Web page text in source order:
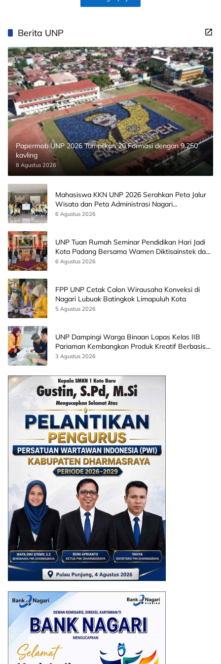
Berita UNP
Papermob UNP 2026 Tampilkan 20 Formasi dengan 9.250
kavling
8 Agustus 2026
Mahasiswa KKN UNP 2026 Serahkan Peta Jalur
Wisata dan Peta Administrasi Nagari
Paninggahan
6 Agustus 2026
UNP Tuan Rumah Seminar Pendidikan Hari Jadi
Kota Padang Bersama Wamen Diktisainstek dan
CEO EMGS Malaysia
6 Agustus 2026
FPP UNP Cetak Calon Wirausaha Konveksi di
Nagari Lubuak Batingkok Limapuluh Kota
5 Agustus 2026
UNP Dampingi Warga Binaan Lapas Kelas IIB
Pariaman Kembangkan Produk Kreatif Berbasis
AI
3 Agustus 2026